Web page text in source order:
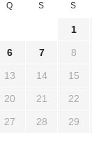
Q S S
1
6 7 8
13 14 15
20 21 22
27 28 29